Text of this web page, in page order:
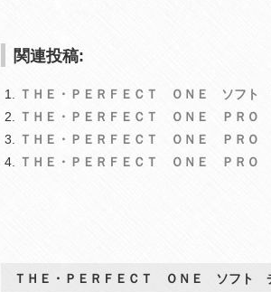
関連投稿:
ＴＨＥ・ＰＥＲＦＥＣＴ ＯＮＥ ソフ
ＴＨＥ・ＰＥＲＦＥＣＴ ＯＮＥ ＰＲ
ＴＨＥ・ＰＥＲＦＥＣＴ ＯＮＥ ＰＲＯ
ＴＨＥ・ＰＥＲＦＥＣＴ ＯＮＥ ＰＲＯ
ＴＨＥ・ＰＥＲＦＥＣＴ ＯＮＥ ソフト